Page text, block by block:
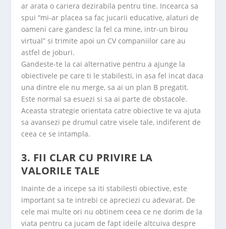
ar arata o cariera dezirabila pentru tine. Incearca sa
spui “mi-ar placea sa fac jucarii educative, alaturi de
oameni care gandesc la fel ca mine, intr-un birou
virtual” si trimite apoi un CV companiilor care au
astfel de joburi.
Gandeste-te la cai alternative pentru a ajunge la
obiectivele pe care ti le stabilesti, in asa fel incat daca
una dintre ele nu merge, sa ai un plan B pregatit.
Este normal sa esuezi si sa ai parte de obstacole.
Aceasta strategie orientata catre obiective te va ajuta
sa avansezi pe drumul catre visele tale, indiferent de
ceea ce se intampla.
3. FII CLAR CU PRIVIRE LA
VALORILE TALE
Inainte de a incepe sa iti stabilesti obiective, este
important sa te intrebi ce apreciezi cu adevarat. De
cele mai multe ori nu obtinem ceea ce ne dorim de la
viata pentru ca jucam de fapt ideile altcuiva despre